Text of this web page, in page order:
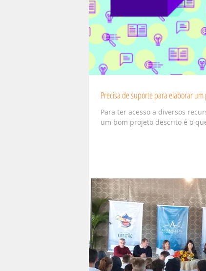
Precisa de suporte para elaborar
Para ter acesso a diversos
um bom projeto descrito é o